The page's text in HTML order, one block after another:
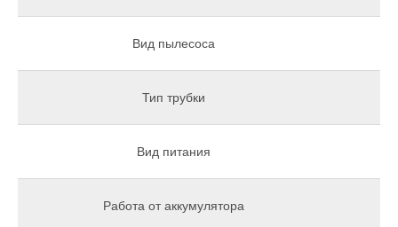
Вид пылесоса
Тип трубки
Вид питания
Работа от аккумулятора